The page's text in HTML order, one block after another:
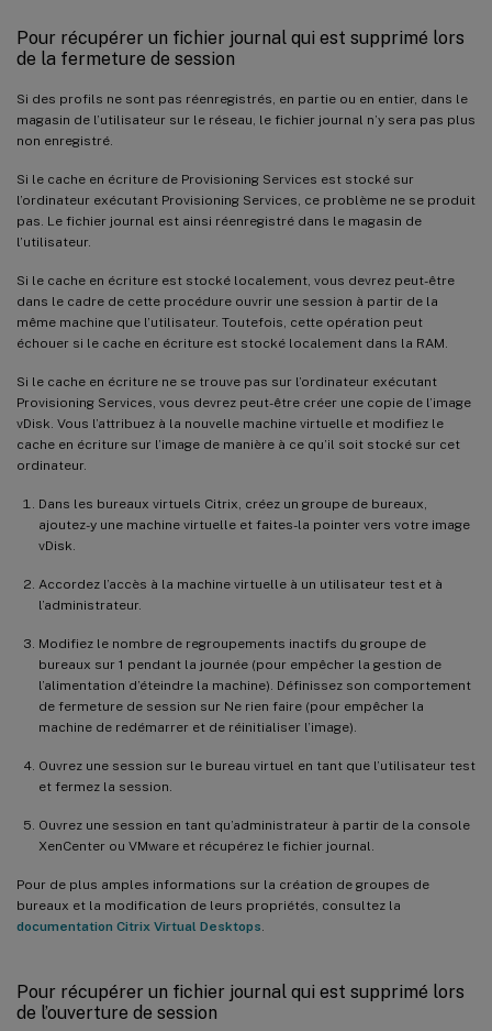
Pour récupérer un fichier journal qui est supprimé lors
de la fermeture de session
Si des profils ne sont pas réenregistrés, en partie ou en entier, dans le
magasin de l’utilisateur sur le réseau, le fichier journal n’y sera pas plus
non enregistré.
Si le cache en écriture de Provisioning Services est stocké sur
l’ordinateur exécutant Provisioning Services, ce problème ne se produit
pas. Le fichier journal est ainsi réenregistré dans le magasin de
l’utilisateur.
Si le cache en écriture est stocké localement, vous devrez peut-être
dans le cadre de cette procédure ouvrir une session à partir de la
même machine que l’utilisateur. Toutefois, cette opération peut
échouer si le cache en écriture est stocké localement dans la RAM.
Si le cache en écriture ne se trouve pas sur l’ordinateur exécutant
Provisioning Services, vous devrez peut-être créer une copie de l’image
vDisk. Vous l’attribuez à la nouvelle machine virtuelle et modifiez le
cache en écriture sur l’image de manière à ce qu’il soit stocké sur cet
ordinateur.
Dans les bureaux virtuels Citrix, créez un groupe de bureaux,
ajoutez-y une machine virtuelle et faites-la pointer vers votre image
vDisk.
Accordez l’accès à la machine virtuelle à un utilisateur test et à
l’administrateur.
Modifiez le nombre de regroupements inactifs du groupe de
bureaux sur 1 pendant la journée (pour empêcher la gestion de
l’alimentation d’éteindre la machine). Définissez son comportement
de fermeture de session sur Ne rien faire (pour empêcher la
machine de redémarrer et de réinitialiser l’image).
Ouvrez une session sur le bureau virtuel en tant que l’utilisateur test
et fermez la session.
Ouvrez une session en tant qu’administrateur à partir de la console
XenCenter ou VMware et récupérez le fichier journal.
Pour de plus amples informations sur la création de groupes de
bureaux et la modification de leurs propriétés, consultez la
documentation Citrix Virtual Desktops
Pour récupérer un fichier journal qui est supprimé lors
de l’ouverture de session